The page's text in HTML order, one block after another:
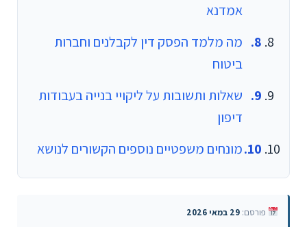
אמדנא
מה מלמד הפסק דין לקבלנים וחברות
ביטוח
שאלות ותשובות על ליקויי בנייה בעבודות
דיפון
מונחים משפטיים נוספים הקשורים לנושא
פורסם: 29 במאי 2026